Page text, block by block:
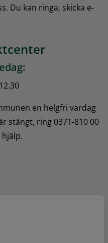
Du kan ringa, skicka e-
en helgfri vardag
stängt, ring 0371-810 00